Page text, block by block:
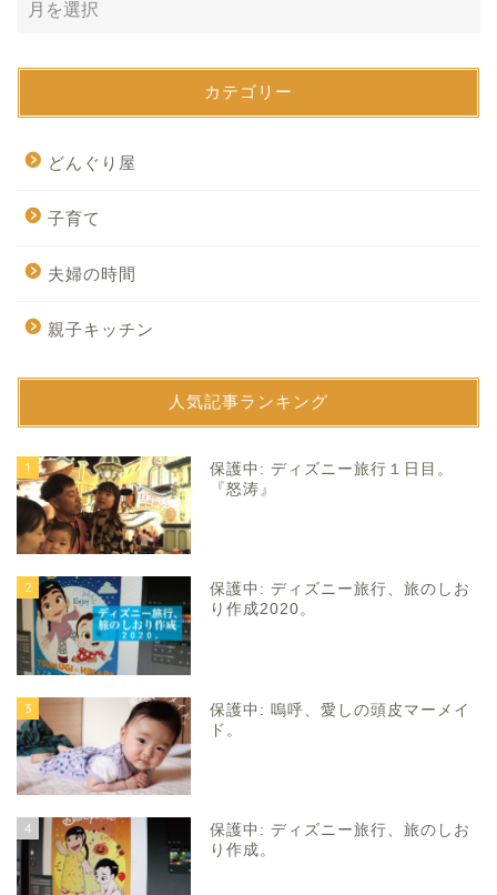
カテゴリー
どんぐり屋
子育て
夫婦の時間
親子キッチン
人気記事ランキング
1
保護中: ディズニー旅行１日目。
『怒涛』
2
保護中: ディズニー旅行、旅のしお
り作成2020。
3
保護中: 嗚呼、愛しの頭皮マーメイ
ド。
4
保護中: ディズニー旅行、旅のしお
り作成。